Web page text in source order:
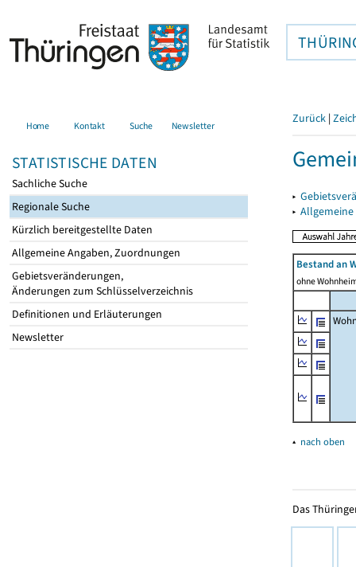
Home Kontakt Suche Newsletter
STATISTISCHE DATEN
Sachliche Suche
Regionale Suche
Kürzlich bereitgestellte Daten
Allgemeine Angaben, Zuordnungen
Gebietsveränderungen,
Änderungen zum Schlüsselverzeichnis
Definitionen und Erläuterungen
Newsletter
Zurück |
▸
▸
Bestand an
ohne
▴ nach oben
Das